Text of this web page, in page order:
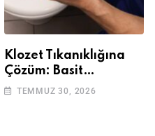
Klozet Tıkanıklığına
Çözüm: Basit
Adımlarla Klozetinizi
TEMMUZ 30, 2026